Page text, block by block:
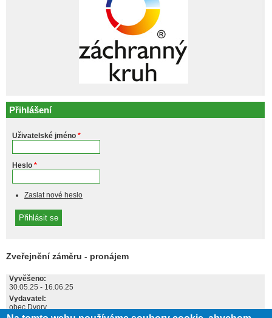
Přihlášení
Uživatelské jméno *
Heslo *
Zaslat nové heslo
Zveřejnění záměru - pronájem
Vyvěšeno:
30.05.25 - 16.06.25
Vydavatel:
obec Dvory